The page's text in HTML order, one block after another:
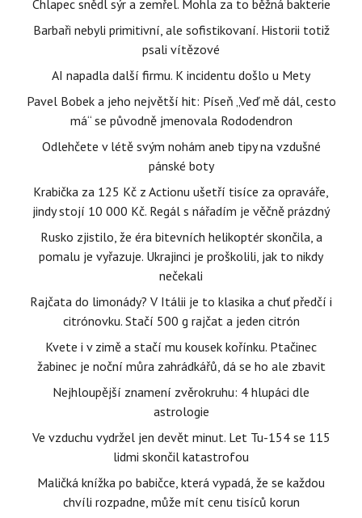
Chlapec snědl sýr a zemřel. Mohla za to běžná bakterie
Barbaři nebyli primitivní, ale sofistikovaní. Historii totiž
psali vítězové
AI napadla další firmu. K incidentu došlo u Mety
Pavel Bobek a jeho největší hit: Píseň „Veď mě dál, cesto
má“ se původně jmenovala Rododendron
Odlehčete v létě svým nohám aneb tipy na vzdušné
pánské boty
Krabička za 125 Kč z Actionu ušetří tisíce za opraváře,
jindy stojí 10 000 Kč. Regál s nářadím je věčně prázdný
Rusko zjistilo, že éra bitevních helikoptér skončila, a
pomalu je vyřazuje. Ukrajinci je proškolili, jak to nikdy
nečekali
Rajčata do limonády? V Itálii je to klasika a chuť předčí i
citrónovku. Stačí 500 g rajčat a jeden citrón
Kvete i v zimě a stačí mu kousek kořínku. Ptačinec
žabinec je noční můra zahrádkářů, dá se ho ale zbavit
Nejhloupější znamení zvěrokruhu: 4 hlupáci dle
astrologie
Ve vzduchu vydržel jen devět minut. Let Tu-154 se 115
lidmi skončil katastrofou
Maličká knížka po babičce, která vypadá, že se každou
chvíli rozpadne, může mít cenu tisíců korun